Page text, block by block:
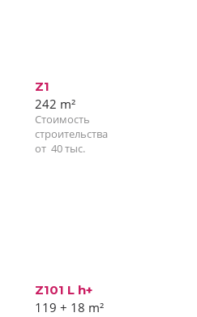
Z1
242 m²
Стоимость
строительства
от 40тыс.
Z101 L h+
119 + 18 m²